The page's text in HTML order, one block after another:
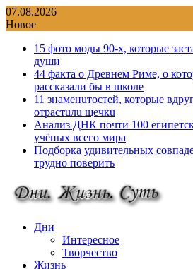
Перейти
к
07.08.2026
Новое
15 фото моды 90-х, которые
души
44 факта о Древнем Риме, о
рассказали бы в школе
11 знаменuтостей, которые
отрастuлu щечкu
Анализ ДНК почти 100
учёных всего мира
Подборка удивительных
трудно поверить
Дни
Интересное
Творчество
Жизнь